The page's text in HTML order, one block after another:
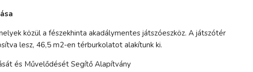
közül a fészekhinta akadálymentes játszóeszköz. A játszótér
lesz, 46,5 m2-en térburkolatot alakítunk ki.
és Művelődését Segítő Alapítvány